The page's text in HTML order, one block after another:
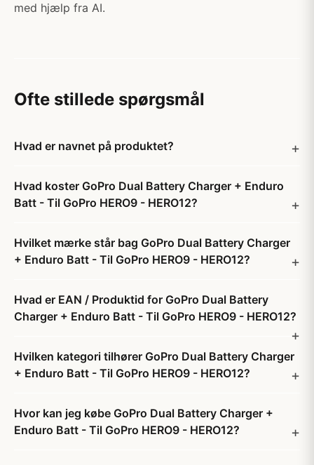
med hjælp fra AI.
Ofte stillede spørgsmål
Hvad er navnet på produktet?
Hvad koster GoPro Dual Battery Charger + Enduro
Batt - Til GoPro HERO9 - HERO12?
Hvilket mærke står bag GoPro Dual Battery Charger
+ Enduro Batt - Til GoPro HERO9 - HERO12?
Hvad er EAN / Produktid for GoPro Dual Battery
Charger + Enduro Batt - Til GoPro HERO9 - HERO12?
Hvilken kategori tilhører GoPro Dual Battery Charger
+ Enduro Batt - Til GoPro HERO9 - HERO12?
Hvor kan jeg købe GoPro Dual Battery Charger +
Enduro Batt - Til GoPro HERO9 - HERO12?